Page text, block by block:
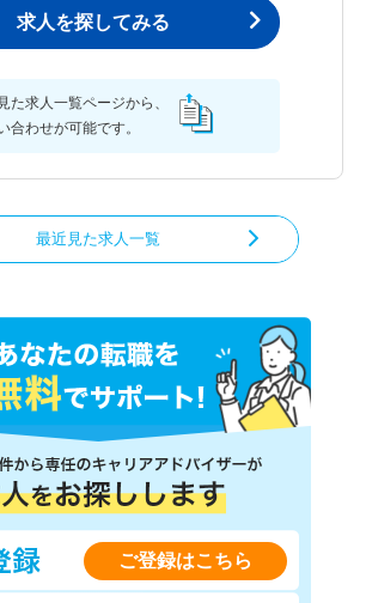
求人を探してみる
た求人一覧ページから、
合わせが可能です。
最近見た求人一覧
ご登録はこちら